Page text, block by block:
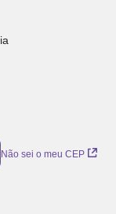
Não sei o meu CEP